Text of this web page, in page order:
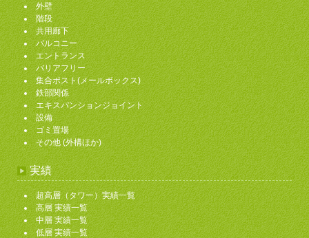
外壁
階段
共用廊下
バルコニー
エントランス
バリアフリー
集合ポスト(メールボックス)
鉄部関係
エキスパンションジョイント
設備
ゴミ置場
その他 (外構ほか)
実績
超高層（タワー）実績一覧
高層 実績一覧
中層 実績一覧
低層 実績一覧